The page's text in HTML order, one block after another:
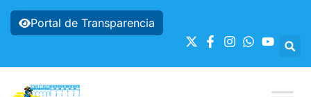
Portal de Transparencia